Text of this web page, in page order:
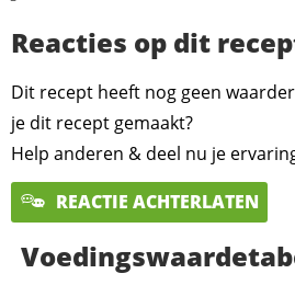
Reacties op dit
Dit recept heeft nog geen
je dit recept gemaakt?
Help anderen & deel nu je
REACTIE ACHTERLATEN